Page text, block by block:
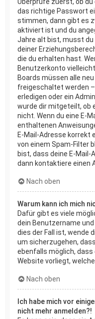
das richtige Passwort
stimmen, dann gibt es
aktiviert ist und du
Jahre alt bist, musst du
deiner
die du erhalten hast.
Benutzerkonto
Boards müssen alle
freigeschaltet werden
erledigen oder ein
wurde dir mitgeteilt, ob
nicht. Wenn du eine E-
enthaltenen
E-Mail-Adresse korrekt
von einem Spam-Filter
bist, dass deine E-Mail-
dann kontaktiere einen
Nach oben
Warum kann ich mich
Dafür gibt es viele
dein Benutzername
dies der Fall ist, wende
um sicherzugehen,
ebenfalls möglich,
Website vorliegt,
Nach oben
Ich habe mich vor
nicht mehr anmelden?!